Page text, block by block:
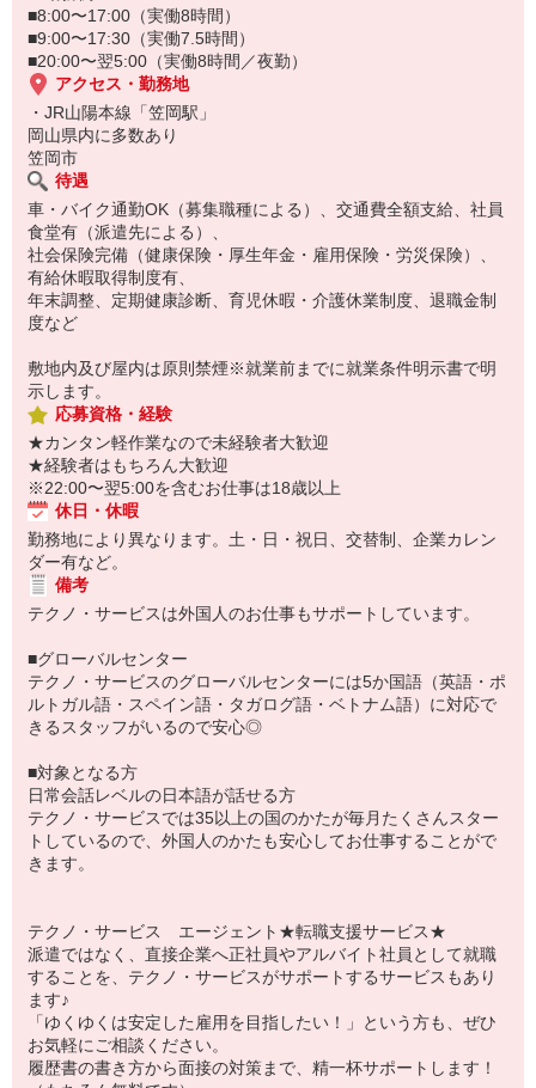
■8:00〜17:00（実働8時間）
■9:00〜17:30（実働7.5時間）
■20:00〜翌5:00（実働8時間／夜勤）
アクセス・勤務地
・JR山陽本線「笠岡駅」
岡山県内に多数あり
笠岡市
待遇
車・バイク通勤OK（募集職種による）、交通費全額支給、社員
食堂有（派遣先による）、
社会保険完備（健康保険・厚生年金・雇用保険・労災保険）、
有給休暇取得制度有、
年末調整、定期健康診断、育児休暇・介護休業制度、退職金制
度など
敷地内及び屋内は原則禁煙※就業前までに就業条件明示書で明
示します。
応募資格・経験
★カンタン軽作業なので未経験者大歓迎
★経験者はもちろん大歓迎
※22:00〜翌5:00を含むお仕事は18歳以上
休日・休暇
勤務地により異なります。土・日・祝日、交替制、企業カレン
ダー有など。
備考
テクノ・サービスは外国人のお仕事もサポートしています。
■グローバルセンター
テクノ・サービスのグローバルセンターには5か国語（英語・ポ
ルトガル語・スペイン語・タガログ語・ベトナム語）に対応で
きるスタッフがいるので安心◎
■対象となる方
日常会話レベルの日本語が話せる方
テクノ・サービスでは35以上の国のかたが毎月たくさんスター
トしているので、外国人のかたも安心してお仕事することがで
きます。
テクノ・サービス エージェント★転職支援サービス★
派遣ではなく、直接企業へ正社員やアルバイト社員として就職
することを、テクノ・サービスがサポートするサービスもあり
ます♪
「ゆくゆくは安定した雇用を目指したい！」という方も、ぜひ
お気軽にご相談ください。
履歴書の書き方から面接の対策まで、精一杯サポートします！